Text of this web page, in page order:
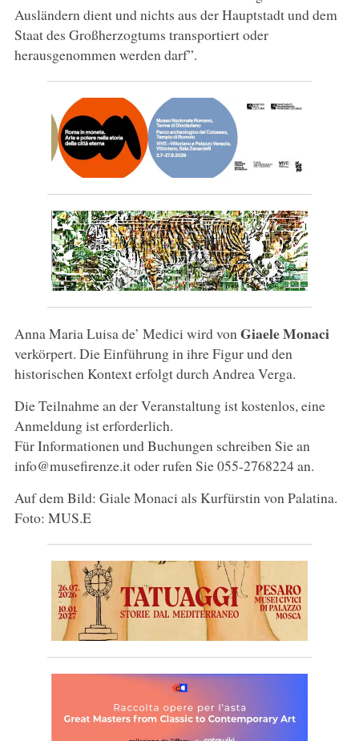
Ausländern dient und nichts aus der Hauptstadt und dem
Staat des Großherzogtums transportiert oder
herausgenommen werden darf”.
Anna Maria Luisa de’ Medici wird von Giaele Monaci
verkörpert. Die Einführung in ihre Figur und den
historischen Kontext erfolgt durch Andrea Verga.
Die Teilnahme an der Veranstaltung ist kostenlos, eine
Anmeldung ist erforderlich.
Für Informationen und Buchungen schreiben Sie an
info@musefirenze.it oder rufen Sie 055-2768224 an.
Auf dem Bild: Giale Monaci als Kurfürstin von Palatina.
Foto: MUS.E